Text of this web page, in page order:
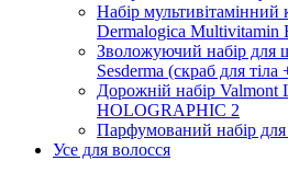
Набір мультивітамінний
Dermalogica Multivitamin
Зволожуючий набір для
Sesderma (скраб для
Дорожній набір
HOLOGRAPHIC 2
Парфумований набір
Усе для волосся